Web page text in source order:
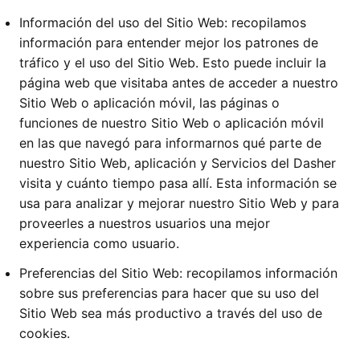
Información del uso del Sitio Web: recopilamos
información para entender mejor los patrones de
tráfico y el uso del Sitio Web. Esto puede incluir la
página web que visitaba antes de acceder a nuestro
Sitio Web o aplicación móvil, las páginas o
funciones de nuestro Sitio Web o aplicación móvil
en las que navegó para informarnos qué parte de
nuestro Sitio Web, aplicación y Servicios del Dasher
visita y cuánto tiempo pasa allí. Esta información se
usa para analizar y mejorar nuestro Sitio Web y para
proveerles a nuestros usuarios una mejor
experiencia como usuario.
Preferencias del Sitio Web: recopilamos información
sobre sus preferencias para hacer que su uso del
Sitio Web sea más productivo a través del uso de
cookies.